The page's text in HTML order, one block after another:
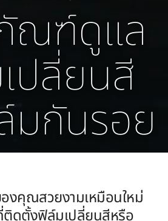
ณฑ์ดูแล
ปลี่ยนสี
มกันรอย
องคุณสวยงามเหมือนใหม่
ติดตั้งฟิล์มเปลี่ยนสีหรือ